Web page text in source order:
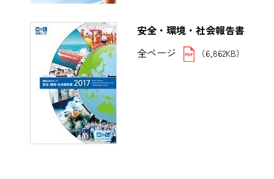
安全・環境・社会報告書
全ページ
（6,862KB）